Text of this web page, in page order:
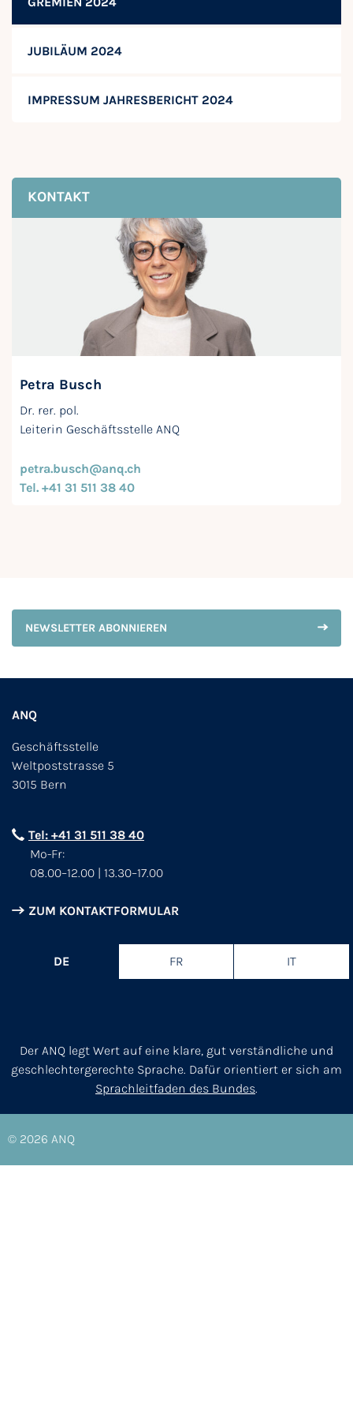
JUBILÄUM 2024
IMPRESSUM JAHRESBERICHT 2024
KONTAKT
Petra Busch
Dr. rer. pol.
Leiterin Geschäftsstelle ANQ
petra.busch@anq.ch
Tel. +41 31 511 38 40
NEWSLETTER ABONNIEREN
ANQ
Geschäftsstelle
Weltpoststrasse 5
3015 Bern
Tel: +41 31 511 38 40
Mo-Fr:
08.00–12.00 | 13.30–17.00
ZUM KONTAKTFORMULAR
DE FR IT
Der ANQ legt Wert auf eine klare, gut verständliche und
geschlechtergerechte Sprache. Dafür orientiert er sich am
Sprachleitfaden des Bundes.
© 2026 ANQ